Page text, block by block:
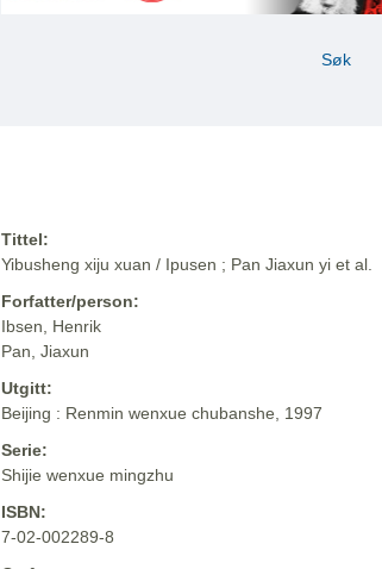
Søk
Tittel:
Yibusheng xiju xuan / Ipusen ; Pan Jiaxun yi et al.
Forfatter/person:
Ibsen, Henrik
Pan, Jiaxun
Utgitt:
Beijing : Renmin wenxue chubanshe, 1997
Serie:
Shijie wenxue mingzhu
ISBN:
7-02-002289-8